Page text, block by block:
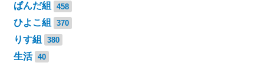
ぱんだ組 458
ひよこ組 370
りす組 380
生活 40